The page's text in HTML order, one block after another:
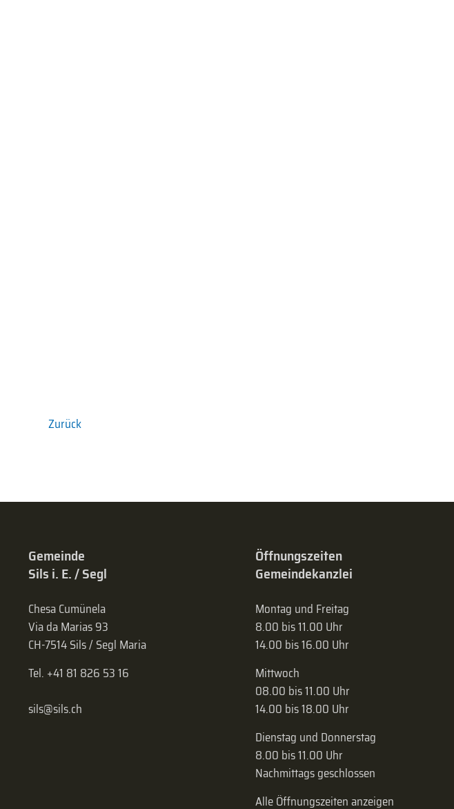
Zurück
Gemeinde
Sils i. E. / Segl
Chesa Cumünela
Via da Marias 93
CH-7514 Sils / Segl Maria
Tel. +41 81 826 53 16
sils@sils.ch
Öffnungszeiten
Gemeindekanzlei
Montag und Freitag
8.00 bis 11.00 Uhr
14.00 bis 16.00 Uhr
Mittwoch
08.00 bis 11.00 Uhr
14.00 bis 18.00 Uhr
Dienstag und Donnerstag
8.00 bis 11.00 Uhr
Nachmittags geschlossen
Alle Öffnungszeiten anzeigen